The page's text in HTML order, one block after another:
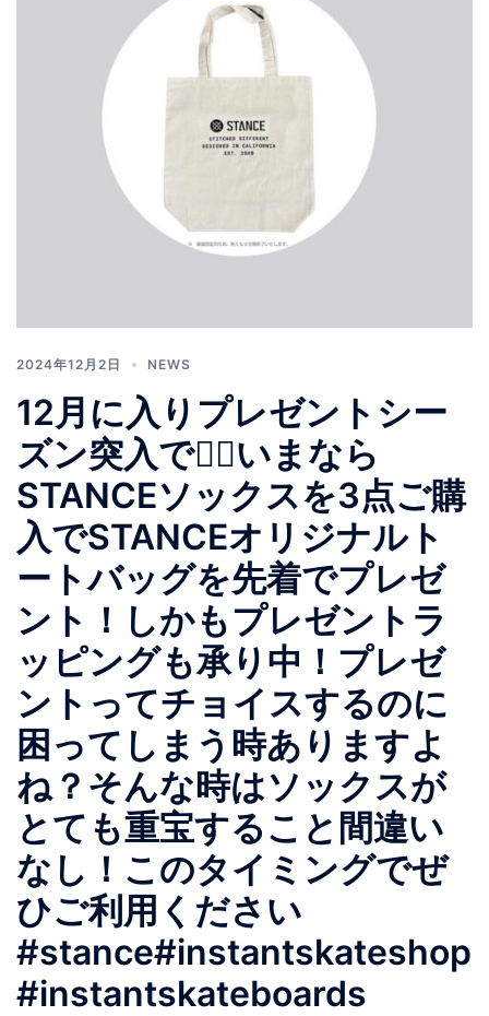
2024年12月2日 NEWS
12月に入りプレゼントシー
ズン突入です🏻いまなら
STANCEソックスを3点ご購
入でSTANCEオリジナルト
ートバッグを先着でプレゼ
ント！しかもプレゼントラ
ッピングも承り中！プレゼ
ントってチョイスするのに
困ってしまう時ありますよ
ね？そんな時はソックスが
とても重宝すること間違い
なし！このタイミングでぜ
ひご利用ください
#stance#instantskateshop
#instantskateboards